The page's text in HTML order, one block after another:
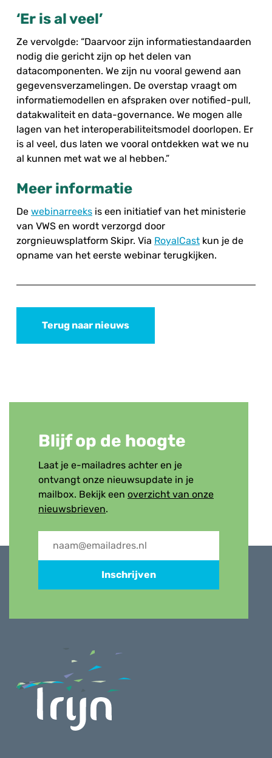
‘Er is al veel’
Ze vervolgde: “Daarvoor zijn informatiestandaarden
nodig die gericht zijn op het delen van
datacomponenten. We zijn nu vooral gewend aan
gegevensverzamelingen. De overstap vraagt om
informatiemodellen en afspraken over notified-pull,
datakwaliteit en data-governance. We mogen alle
lagen van het interoperabiliteitsmodel doorlopen. Er
is al veel, dus laten we vooral ontdekken wat we nu
al kunnen met wat we al hebben.”
Meer informatie
De webinarreeks is een initiatief van het ministerie
van VWS en wordt verzorgd door
zorgnieuwsplatform Skipr. Via RoyalCast kun je de
opname van het eerste webinar terugkijken.
Terug naar nieuws
Blijf op de hoogte
Laat je e-mailadres achter en je
ontvangt onze nieuwsupdate in je
mailbox. Bekijk een overzicht van onze
nieuwsbrieven.
Inschrijven